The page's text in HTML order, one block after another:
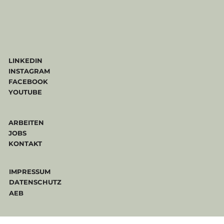
JOBS
KONTAKT
ARBEITEN
LINKEDIN
INSTAGRAM
FACEBOOK
YOUTUBE
IMPRESSUM
DATENSCHUTZ
AEB